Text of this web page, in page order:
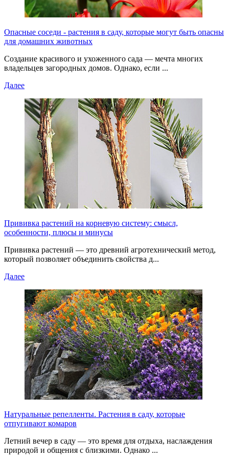
Опасные соседи - растения в саду, которые могут быть опасны
для домашних животных
Создание красивого и ухоженного сада — мечта многих
владельцев загородных домов. Однако, если ...
Далее
Прививка растений на корневую систему: смысл,
особенности, плюсы и минусы
Прививка растений — это древний агротехнический метод,
который позволяет объединить свойства д...
Далее
Натуральные репелленты. Растения в саду, которые
отпугивают комаров
Летний вечер в саду — это время для отдыха, наслаждения
природой и общения с близкими. Однако ...